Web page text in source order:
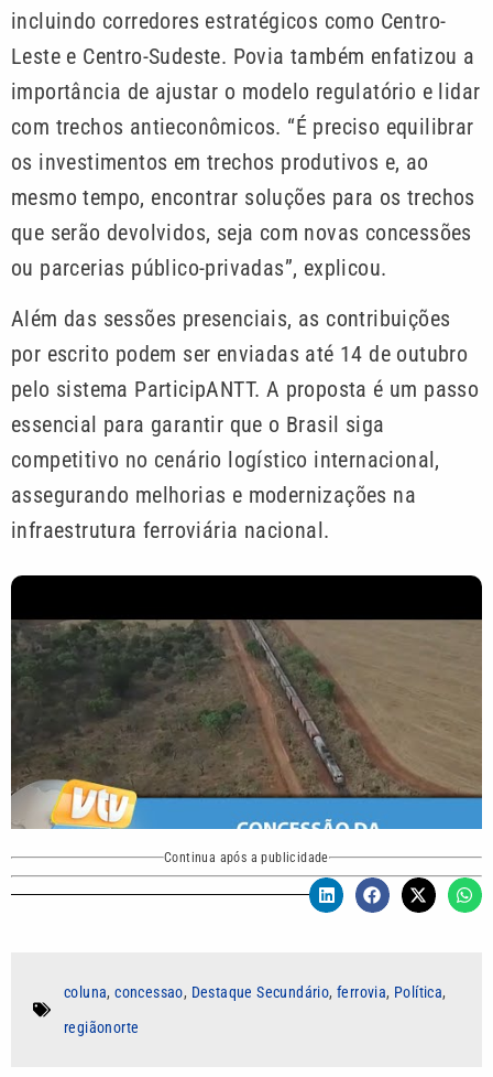
incluindo corredores estratégicos como Centro-
Leste e Centro-Sudeste. Povia também enfatizou a
importância de ajustar o modelo regulatório e lidar
com trechos antieconômicos. “É preciso equilibrar
os investimentos em trechos produtivos e, ao
mesmo tempo, encontrar soluções para os trechos
que serão devolvidos, seja com novas concessões
ou parcerias público-privadas”, explicou.
Além das sessões presenciais, as contribuições
por escrito podem ser enviadas até 14 de outubro
pelo sistema ParticipANTT. A proposta é um passo
essencial para garantir que o Brasil siga
competitivo no cenário logístico internacional,
assegurando melhorias e modernizações na
infraestrutura ferroviária nacional.
Continua após a publicidade
coluna,concessao, Destaque Secundário,ferrovia, Política,
regiãonorte